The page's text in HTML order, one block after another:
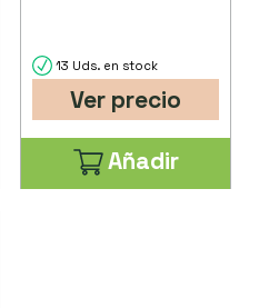
13 Uds. en stock
Ver precio
Añadir